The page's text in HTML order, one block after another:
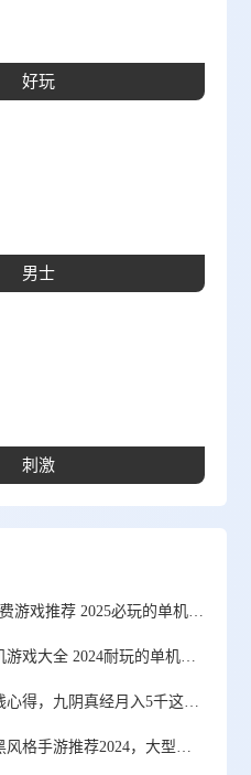
好玩
男士
刺激
10000个单机免费游戏推荐 2025必玩的单机游戏排行
童年好玩的单机游戏大全 2024耐玩的单机游戏合集
纯手动游戏赚钱心得，九阴真经月入5千这些年
十大高人气暗黑风格手游推荐2024，大型暗黑风格手游排行榜